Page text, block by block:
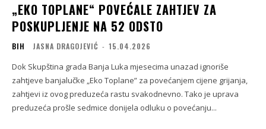
„EKO TOPLANE“ POVEĆALE ZAHTJEV ZA
POSKUPLJENJE NA 52 ODSTO
BIH JASNA DRAGOJEVIĆ - 15.04.2026
Dok Skupština grada Banja Luka mjesecima unazad ignoriše
zahtjeve banjalučke „Eko Toplane” za povećanjem cijene grijanja,
zahtjevi iz ovog preduzeća rastu svakodnevno. Tako je uprava
preduzeća prošle sedmice donijela odluku o povećanju...